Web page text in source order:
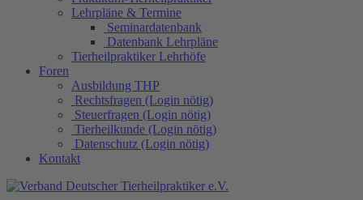
Lehrpläne & Termine
Seminardatenbank
Datenbank Lehrpläne
Tierheilpraktiker Lehrhöfe
Foren
Ausbildung THP
Rechtsfragen (Login nötig)
Steuerfragen (Login nötig)
Tierheilkunde (Login nötig)
Datenschutz (Login nötig)
Kontakt